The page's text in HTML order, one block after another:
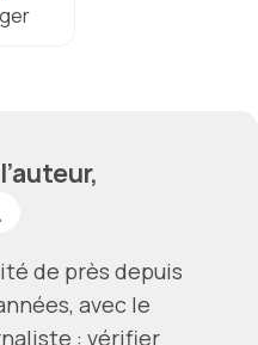
de près depuis
avec le
: vérifier